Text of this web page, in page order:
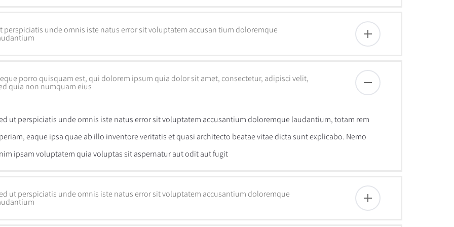
perspiciatis unde omnis iste natus error sit voluptatem accusan tium doloremque
porro quisquam est, qui dolorem ipsum quia dolor sit amet, consectetur, adipisci velit,
quia non numquam eius
ut perspiciatis unde omnis iste natus error sit voluptatem accusantium doloremque laudantium, totam rem
eaque ipsa quae ab illo inventore veritatis et quasi architecto beatae vitae dicta sunt explicabo. Nemo
ipsam voluptatem quia voluptas sit aspernatur aut odit aut fugit
ut perspiciatis unde omnis iste natus error sit voluptatem accusantium doloremque